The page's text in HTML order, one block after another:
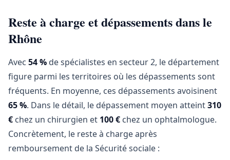
Reste à charge et dépassements dans le
Rhône
Avec 54 % de spécialistes en secteur 2, le département
figure parmi les territoires où les dépassements sont
fréquents. En moyenne, ces dépassements avoisinent
65 %. Dans le détail, le dépassement moyen atteint310
€ chez un chirurgien et 100 € chez un ophtalmologue.
Concrètement, le reste à charge après
remboursement de la Sécurité sociale :